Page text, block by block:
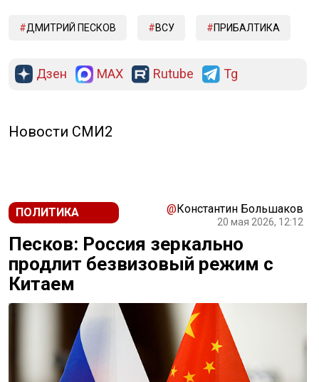
ДМИТРИЙ ПЕСКОВ ВСУ ПРИБАЛТИКА
Дзен MAX Rutube Tg
Новости СМИ2
ПОЛИТИКА @Константин Большаков
20 мая 2026, 12:12
Песков: Россия зеркально
продлит безвизовый режим с
Китаем